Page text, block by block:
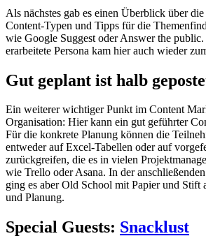
Als nächstes gab es einen Überblick über die
Content-Typen und Tipps für die
wie Google Suggest oder Answer the
erarbeitete Persona kam hier auch wieder
Gut geplant ist halb
Ein weiterer wichtiger Punkt im Content
Organisation: Hier kann ein gut geführter
Für die konkrete Planung können die
entweder auf Excel-Tabellen oder auf
zurückgreifen, die es in vielen
wie Trello oder Asana. In der
ging es aber Old School mit Papier und Stift
und Planung.
Special Guests: Snacklust